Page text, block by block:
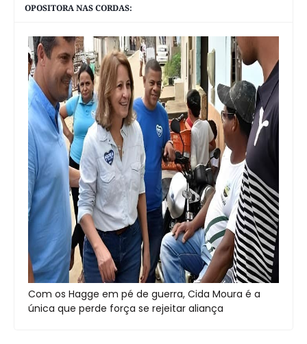
OPOSITORA NAS CORDAS:
Com os Hagge em pé de guerra, Cida Moura é a
única que perde força se rejeitar aliança